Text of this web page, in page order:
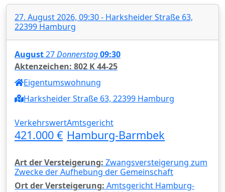
27. August 2026, 09:30 - Harksheider Straße 63,
22399 Hamburg
August27Donnerstag09:30
Aktenzeichen: 802 K 44-25
Eigentumswohnung
Harksheider Straße 63, 22399 Hamburg
Verkehrswert
421.000 €
Amtsgericht
Hamburg-Barmbek
Art der Versteigerung: Zwangsversteigerung zum
Zwecke der Aufhebung der Gemeinschaft
Ort der Versteigerung: Amtsgericht Hamburg-